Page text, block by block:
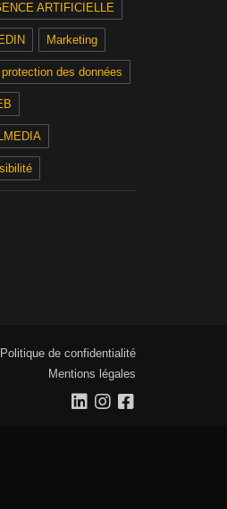
ARTIFICIELLE
Marketing
protection des données
Politique de confidentialité
Mentions légales